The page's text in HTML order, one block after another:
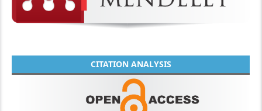
CITATION ANALYSIS